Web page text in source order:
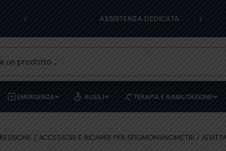
‹ ASSISTENZA DEDICATA ›
EMERGENZA AUSILI TERAPIA E RIABILITAZIONE
ACCESSORI E RICAMBI PER SFIGMOMANOMETRI